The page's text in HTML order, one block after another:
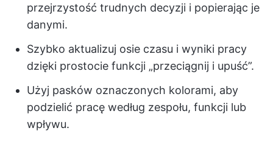
przejrzystość trudnych decyzji i popierając je
danymi.
Szybko aktualizuj osie czasu i wyniki pracy
dzięki prostocie funkcji „przeciągnij i upuść”.
Użyj pasków oznaczonych kolorami, aby
podzielić pracę według zespołu, funkcji lub
wpływu.